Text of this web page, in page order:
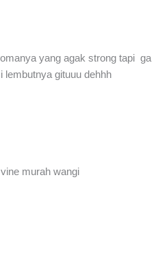
yang agak strong tapi ga
lembutnya gituuu dehhh